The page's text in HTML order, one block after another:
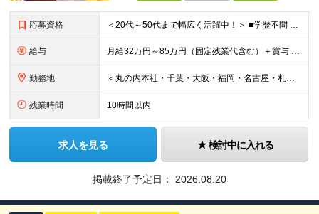
応募資格 ＜20代～50代まで幅広く活躍中！＞ ■学歴不問 ■インフラエンジニアとして6ヶ月以上の経験がある方 ＜以下のような方を歓迎します＞ ◇ゆる～く自由に働ける職場を探している方 ◇面倒な社内業務のな
給与 月給32万円～85万円（固定残業代含む）＋賞与 ※上記月給には月40時間分の一律の固定残業代（月7万6,200円～20万2,400円）が含まれます。超過分は別途全額支給します。 ※給与は経験・能力を
勤務地 ＜丸の内本社・千葉・大阪・福岡・名古屋・札幌のオフィスまたは首都圏近郊のプロジェクト先＞ ※転勤はありません ※勤務地はあなたの希望を最大限考慮します ※リモートワークもご相談下さい ■丸の内本社
残業時間 10時間以内
求人を見る 検討中に入れる
掲載終了予定日： 2026.08.20